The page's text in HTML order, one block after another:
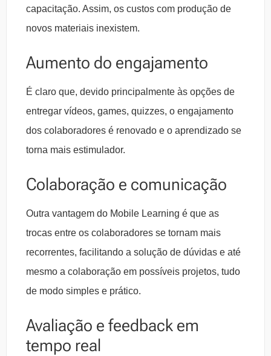
capacitação. Assim, os custos com produção de
novos materiais inexistem.
Aumento do engajamento
É claro que, devido principalmente às opções de
entregar vídeos, games, quizzes, o engajamento
dos colaboradores é renovado e o aprendizado se
torna mais estimulador.
Colaboração e comunicação
Outra vantagem do Mobile Learning é que as
trocas entre os colaboradores se tornam mais
recorrentes, facilitando a solução de dúvidas e até
mesmo a colaboração em possíveis projetos, tudo
de modo simples e prático.
Avaliação e feedback em
tempo real